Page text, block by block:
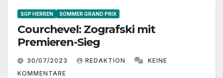
SGP HERREN SOMMER GRAND PRIX
Courchevel: Zografski mit
Premieren-Sieg
30/07/2023 REDAKTION
KEINE
KOMMENTARE